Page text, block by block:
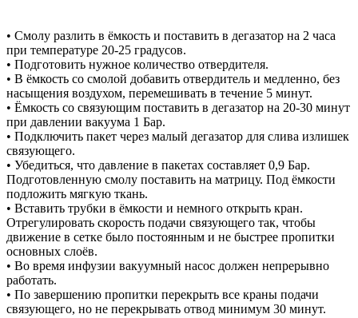
• Смолу разлить в ёмкость и поставить в дегазатор на 2 часа
при температуре 20-25 градусов.
• Подготовить нужное количество отвердителя.
• В ёмкость со смолой добавить отвердитель и медленно, без
насыщения воздухом, перемешивать в течение 5 минут.
• Ёмкость со связующим поставить в дегазатор на 20-30 минут
при давлении вакуума 1 Бар.
• Подключить пакет через малый дегазатор для слива излишек
связующего.
• Убедиться, что давление в пакетах составляет 0,9 Бар.
Подготовленную смолу поставить на матрицу. Под ёмкости
подложить мягкую ткань.
• Вставить трубки в ёмкости и немного открыть кран.
Отрегулировать скорость подачи связующего так, чтобы
движение в сетке было постоянным и не быстрее пропитки
основных слоёв.
• Во время инфузии вакуумный насос должен непрерывно
работать.
• По завершению пропитки перекрыть все краны подачи
связующего, но не перекрывать отвод минимум 30 минут.